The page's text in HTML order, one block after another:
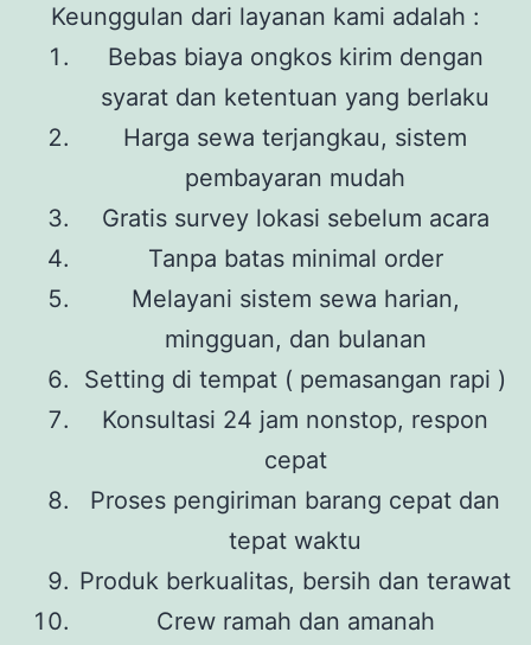
Keunggulan dari layanan kami adalah :
Bebas biaya ongkos kirim dengan
syarat dan ketentuan yang berlaku
Harga sewa terjangkau, sistem
pembayaran mudah
Gratis survey lokasi sebelum acara
Tanpa batas minimal order
Melayani sistem sewa harian,
mingguan, dan bulanan
Setting di tempat ( pemasangan rapi )
Konsultasi 24 jam nonstop, respon
cepat
Proses pengiriman barang cepat dan
tepat waktu
Produk berkualitas, bersih dan terawat
Crew ramah dan amanah